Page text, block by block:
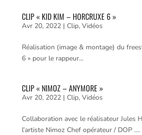
CLIP « KID KIM – HORCRUXE 6 »
Avr 20, 2022| Clip, Vidéos
Réalisation (image & montage) du
6 » pour le rappeur...
CLIP « NIMOZ – ANYMORE »
Avr 20, 2022| Clip, Vidéos
Collaboration avec le réalisateur Jules
l’artiste Nimoz Chef opérateur / DOP ....